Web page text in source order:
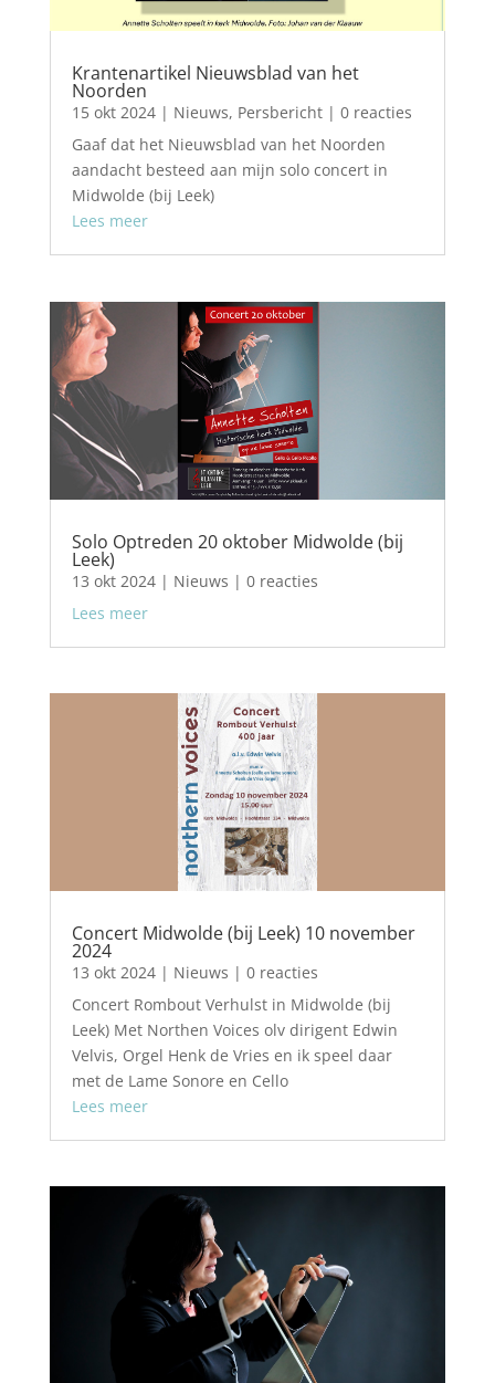
Krantenartikel Nieuwsblad van het
Noorden
15 okt 2024| Nieuws, Persbericht| 0 reacties
Gaaf dat het Nieuwsblad van het Noorden
aandacht besteed aan mijn solo concert in
Midwolde (bij Leek)
Lees meer
Solo Optreden 20 oktober Midwolde (bij
Leek)
13 okt 2024| Nieuws | 0 reacties
Lees meer
Concert Midwolde (bij Leek) 10 november
2024
13 okt 2024| Nieuws | 0 reacties
Concert Rombout Verhulst in Midwolde (bij
Leek) Met Northen Voices olv dirigent Edwin
Velvis, Orgel Henk de Vries en ik speel daar
met de Lame Sonore en Cello
Lees meer